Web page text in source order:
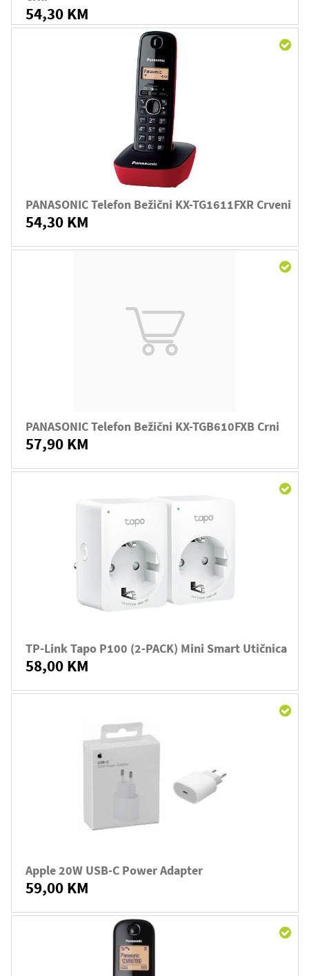
54,30 KM
PANASONIC Telefon Bežični KX-TG1611FXR Crveni
54,30 KM
PANASONIC Telefon Bežični KX-TGB610FXB Crni
57,90 KM
TP-Link Tapo P100 (2-PACK) Mini Smart Utičnica
58,00 KM
Apple 20W USB-C Power Adapter
59,00 KM